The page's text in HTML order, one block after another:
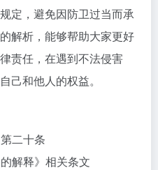
定，避免因防卫过当而承
解析，能够帮助大家更好
责任，在遇到不法侵害
己和他人的权益。
二十条
解释》相关条文